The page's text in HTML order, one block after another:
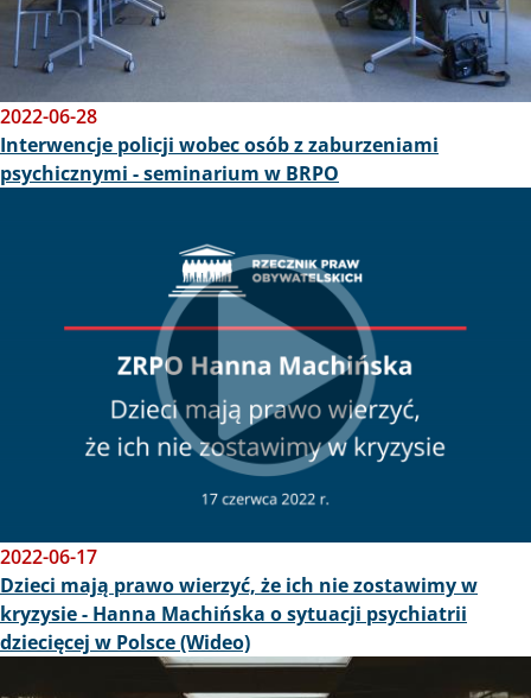
2022-06-28
Interwencje policji wobec osób z zaburzeniami
psychicznymi - seminarium w BRPO
2022-06-17
Dzieci mają prawo wierzyć, że ich nie zostawimy w
kryzysie - Hanna Machińska o sytuacji psychiatrii
dziecięcej w Polsce (Wideo)